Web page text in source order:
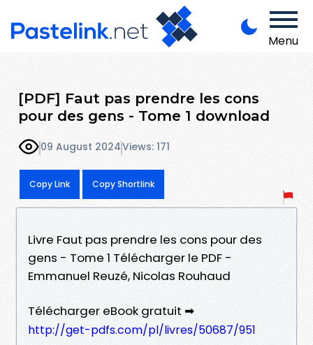
Menu
[PDF] Faut pas prendre les cons
pour des gens - Tome 1 download
09 August 2024Views: 171
Copy Link Copy Shortlink
Livre Faut pas prendre les cons pour des
gens - Tome 1 Télécharger le PDF -
Emmanuel Reuzé, Nicolas Rouhaud
Télécharger eBook gratuit ➡
http://get-pdfs.com/pl/livres/50687/951